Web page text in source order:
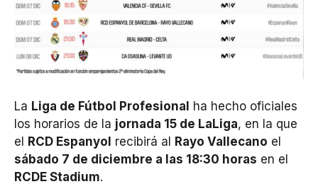
La Liga de Fútbol Profesional ha hecho oficiales
los horarios de la jornada 15 de LaLiga, en la que
el RCD Espanyol recibirá al Rayo Vallecano el
sábado 7 de diciembre a las 18:30 horas en el
RCDE Stadium.